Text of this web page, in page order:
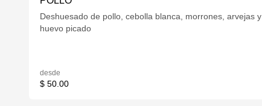
Deshuesado de pollo, cebolla blanca, morrones, arvejas y
huevo picado
desde
$ 50.00